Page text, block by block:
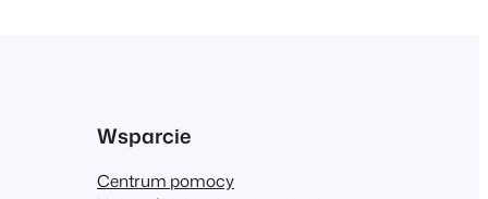
Wsparcie
Centrum pomocy